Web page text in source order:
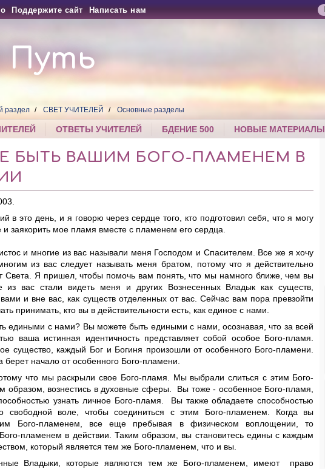
Поддержите сайт Написать нам
Путь
раздел СВЕТ УЧИТЕЛЕЙ Основные разделы
ОТВЕТЫ УЧИТЕЛЕЙ БДЕНИЕ 500 НОВЫЕ МАТЕРИАЛЫ
БЫТЬ ВАШИМ БОГО-ПЛАМЕНЕМ В
это день, и я говорю через сердце того, кто подготовил себя, что я могу
и заякорить мое пламя вместе с пламенем его сердца.
и многие из вас называли меня Господом и Спасителем. Все же я хочу
из вас следует называть меня братом, потому что я действительно
Света. Я пришел, чтобы помочь вам понять, что мы намного ближе, чем вы
вас стали видеть меня и других Вознесенных Владык как существ,
и вне вас, как существ отделенных от вас. Сейчас вам пора превзойти
принимать, кто вы в действительности есть, как единое с нами.
едиными с нами? Вы можете быть едиными с нами, осознавая, что за всей
ваша истинная идентичность представляет собой особое Бого-пламя.
существо, каждый Бог и Богиня произошли от особенного Бого-пламени.
берет начало от особенного Бого-пламени.
что мы раскрыли свое Бого-пламя. Мы выбрали слиться с этим Бого-
образом, вознестись в духовные сферы. Вы тоже - особенное Бого-пламя,
узнать личное Бого-пламя. Вы также обладаете способностью
свободной воле, чтобы соединиться с этим Бого-пламенем. Когда вы
Бого-пламенем, все еще пребывая в физическом воплощении, то
Бого-пламенем в действии. Таким образом, вы становитесь едины с каждым
который является тем же Бого-пламенем, что и вы.
Владыки, которые являются тем же Бого-пламенем, имеют право